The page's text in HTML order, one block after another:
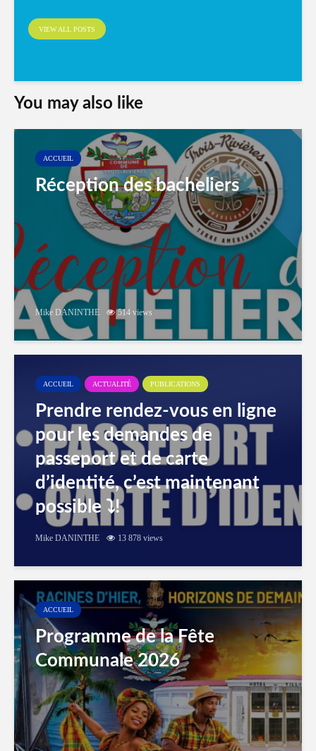
VIEW ALL POSTS
You may also like
ACCUEIL
Réception des bacheliers
Mike DANINTHE 514 views
ACCUEIL ACTUALITÉ PUBLICATIONS
Prendre rendez-vous en ligne
pour les demandes de
passeport et de carte
d’identité, c’est maintenant
possible ⤵️!
Mike DANINTHE 13 878 views
ACCUEIL
Programme de la Fête
Communale 2026